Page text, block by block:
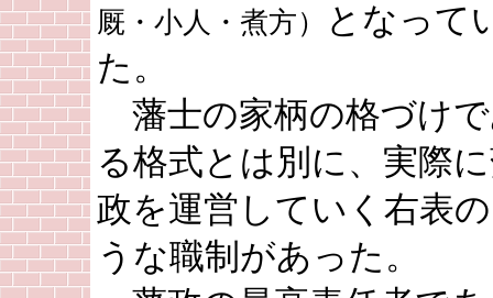
厩・小人・煮方）
となって
た。
藩士の家柄の格づけ
る格式とは別に、実際
政を運営していく右表
うな職制があった。